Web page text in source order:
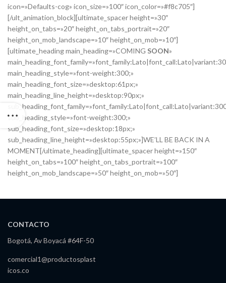
icon=»Defaults-cog» icon_size=»100″ icon_color=»#f8c705″]
[/ult_animation_block][ultimate_spacer height=»30″
height_on_tabs=»20″ height_on_tabs_portrait=»20″
height_on_mob_landscape=»10″ height_on_mob=»10″]
[ultimate_heading main_heading=»COMING SOON»
main_heading_style=»font-weight:300;»
main_heading_font_size=»desktop:61px;»
main_heading_line_height=»desktop:90px;»
sub_heading_style=»font-weight:300;»
sub_heading_font_size=»desktop:18px;»
sub_heading_line_height=»desktop:55px;»]WE’LL BE BACK IN A
MOMENT[/ultimate_heading][ultimate_spacer height=»150″
height_on_tabs=»100″ height_on_tabs_portrait=»100″
height_on_mob_landscape=»50″ height_on_mob=»50″]
CONTACTO
Bogotá, Av Boyacá #64F-50
comercial1@productosplast
icos.co